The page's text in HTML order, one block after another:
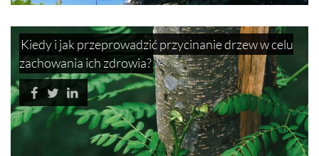
Kiedy i jak przeprowadzić przycinanie drzew w celu
zachowania ich zdrowia?